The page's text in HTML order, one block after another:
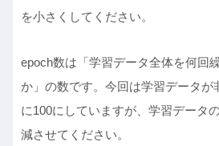
を小さくしてください。
epoch数は「学習データ全体を何回
か」の数です。今回は学習データが
に100にしていますが、学習データ
減させてください。